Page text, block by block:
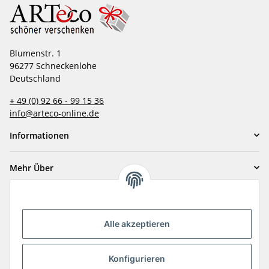
Alle akzeptieren
Konfigurieren
Blumenstr. 1
96277 Schneckenlohe
Deutschland
+ 49 (0) 92 66 - 99 15 36
info@arteco-online.de
Informationen
Mehr Über